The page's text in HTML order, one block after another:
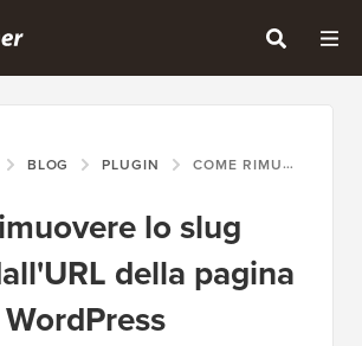
BLOG PLUGIN COME RIMUOVERE LO SLUG PADRE DALL'URL DELLA PAGINA FIGLIA IN WORDPRESS
lo slug
della pagina